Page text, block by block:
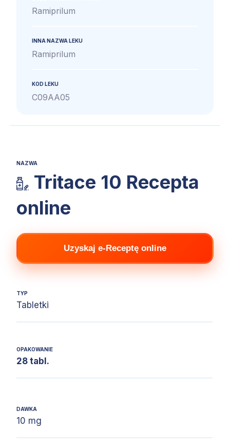
Ramiprilum
INNA NAZWA LEKU
Ramiprilum
KOD LEKU
C09AA05
NAZWA
Tritace 10 Recepta
online
Uzyskaj e-Receptę online
TYP
Tabletki
OPAKOWANIE
28 tabl.
DAWKA
10 mg